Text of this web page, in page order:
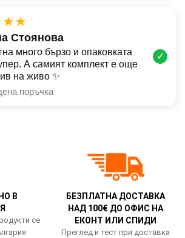
Стоянова
много бързо и опаковката
А самият комплект е още
на живо ✨
поръчка
✓
В
се
БЕЗПЛАТНА ДОСТАВКА
НАД 100€ ДО ОФИС НА
ЕКОНТ ИЛИ СПИДИ
Преглед и тест при доставка